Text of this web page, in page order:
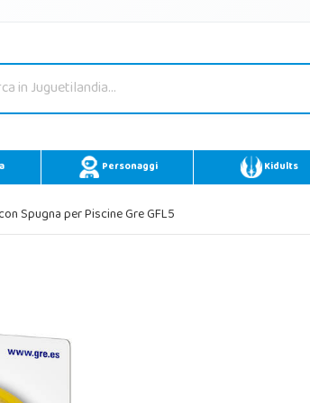
Personaggi Kidults
Spugna per Piscine Gre GFL5